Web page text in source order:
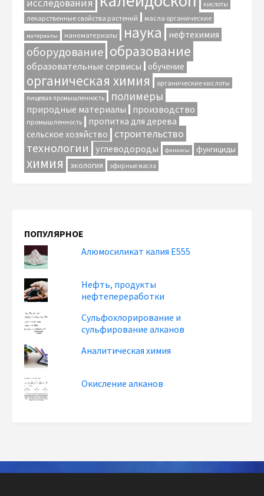
исследования кислоты
лекарственные свойства растений масла органические
материалы наноматериалы наука нефтехимия
оборудование образование
образовательные сервисы обучение
органическая химия органические кислоты
пищевая промышленность полимеры
природные материалы производство
промышленность
пропитка для дерева
сельское хозяйство
строительство
технологии углеводороды финансы фунгициды
химия экология эфирные масла
ПОПУЛЯРНОЕ
Алюмосиликат калия Е555
Нефть, продукты
нефтепереработки
Сульфохлорирование и
сульфирование алканов
Аналитическая химия
Окисление алканов